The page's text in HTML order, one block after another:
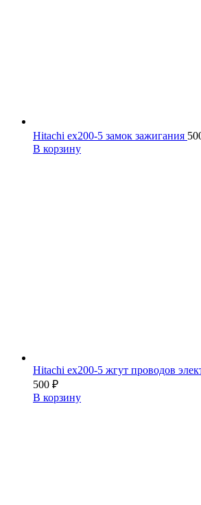
Hitachi ex200-5 замок зажигания
В корзину
Hitachi ex200-5 жгут проводов
500 ₽
В корзину